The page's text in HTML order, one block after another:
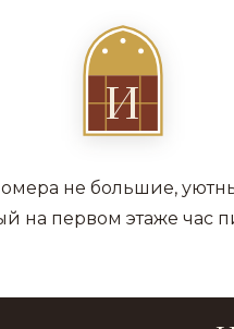
И
не большие,
на первом этаже час